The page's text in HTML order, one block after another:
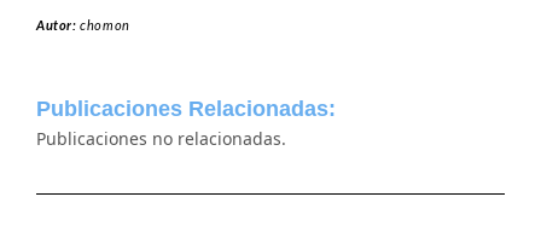
Autor:chomon
Publicaciones Relacionadas:
Publicaciones no relacionadas.